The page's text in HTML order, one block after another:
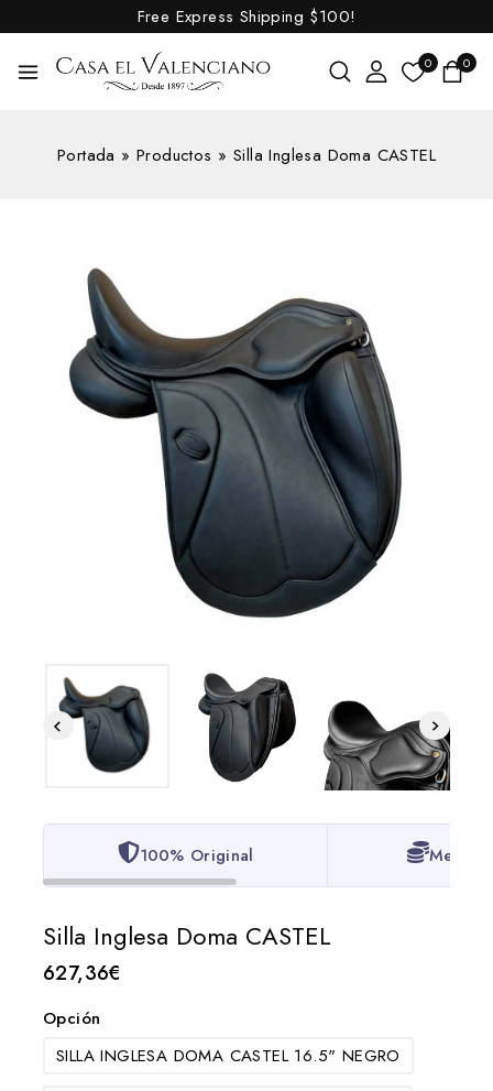
Free Express Shipping $100!
0 0
Portada »Productos » Silla Inglesa Doma CASTEL
100% Original Mejor
Silla Inglesa Doma CASTEL
627,36€
Opción
SILLA INGLESA DOMA CASTEL 16.5" NEGRO